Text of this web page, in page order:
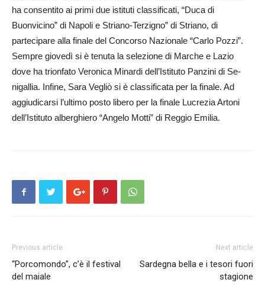
ha consentito ai primi due istituti classificati, “Duca di
Buonvicino” di Napoli e Striano-Terzigno” di Striano, di
partecipare alla finale del Concorso Nazionale “Carlo Pozzi”.
Sempre giovedì si è tenuta la selezione di Marche e Lazio
dove ha trionfato Veronica Minardi dell’Istituto Panzini di Se­
nigallia. Infine, Sara Vegliò si è classificata per la finale. Ad
aggiudicarsi l’ultimo posto libero per la finale Lucrezia Artoni
dell’Istituto alberghiero “Angelo Motti” di Reggio Emilia.
Previous article
“Porcomondo”, c’è il festival
del maiale
Next article
Sardegna bella e i tesori fuori
stagione